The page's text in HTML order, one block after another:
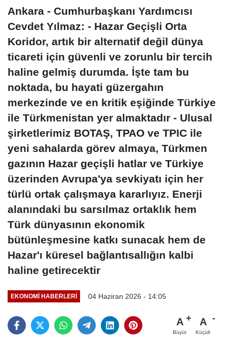
Ankara - Cumhurbaşkanı Yardımcısı
Cevdet Yılmaz: - Hazar Geçişli Orta
Koridor, artık bir alternatif değil dünya
ticareti için güvenli ve zorunlu bir tercih
haline gelmiş durumda. İşte tam bu
noktada, bu hayati güzergahın
merkezinde ve en kritik eşiğinde Türkiye
ile Türkmenistan yer almaktadır - Ulusal
şirketlerimiz BOTAŞ, TPAO ve TPIC ile
yeni sahalarda görev almaya, Türkmen
gazının Hazar geçişli hatlar ve Türkiye
üzerinden Avrupa'ya sevkiyatı için her
türlü ortak çalışmaya kararlıyız. Enerji
alanındaki bu sarsılmaz ortaklık hem
Türk dünyasının ekonomik
bütünleşmesine katkı sunacak hem de
Hazar'ı küresel bağlantısallığın kalbi
haline getirecektir
EKONOMI HABERLERI 04 Haziran 2026 - 14:05
A
Büyüt
A
Küçült